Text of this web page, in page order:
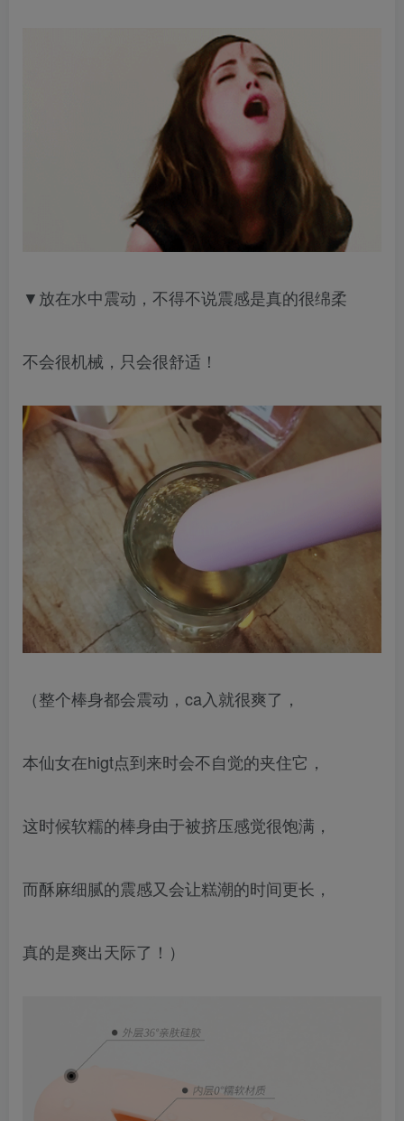
▼放在水中震动，不得不说震感是真的很绵柔
不会很机械，只会很舒适！
（整个棒身都会震动，ca入就很爽了，
本仙女在higt点到来时会不自觉的夹住它，
这时候软糯的棒身由于被挤压感觉很饱满，
而酥麻细腻的震感又会让糕潮的时间更长，
真的是爽出天际了！）